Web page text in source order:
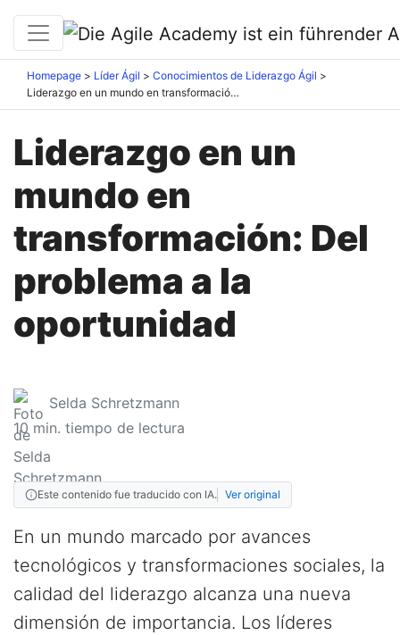
Homepage Líder Ágil
Conocimientos de Liderazgo Ágil
Liderazgo en un mundo en transformación: Del problema a la oportunidad
Liderazgo en un
mundo en
transformación: Del
problema a la
oportunidad
Selda Schretzmann
10 min. tiempo de lectura
Este contenido fue traducido con IA. Ver original
En un mundo marcado por avances
tecnológicos y transformaciones sociales, la
calidad del liderazgo alcanza una nueva
dimensión de importancia. Los líderes